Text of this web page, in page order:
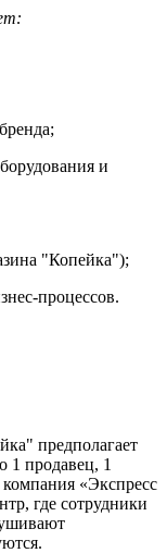
и
"Копейка");
процессов.
предполагает
1 продавец, 1
«Экспресс
где сотрудники